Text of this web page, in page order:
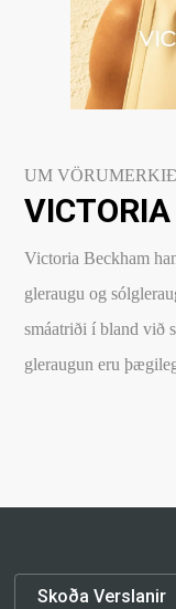
UM
Victoria Beckham
gleraugu og
smáatriði í bland við
gleraugun eru
Skoða Verslanir